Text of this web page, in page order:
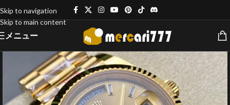
Skip to navigation
Skip to main content
メニュー